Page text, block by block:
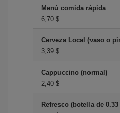
Menú comida rápida
6,70 $
Cerveza Local (vaso o
3,39 $
Cappuccino (normal)
2,40 $
Refresco (botella de